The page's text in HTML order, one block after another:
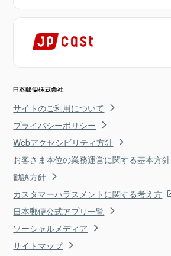
サイトのご利用について
プライバシーポリシー
Webアクセシビリティ方針
お客さま本位の業務運営に関する基本方針
勧誘方針
カスタマーハラスメントに関する考え方
日本郵便公式アプリ一覧
ソーシャルメディア
サイトマップ